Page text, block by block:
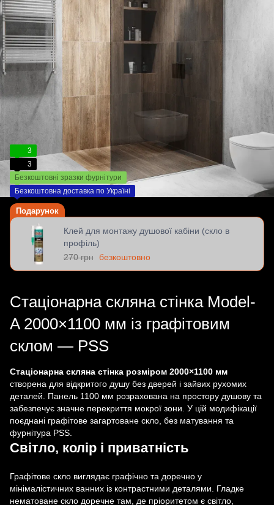
3
3
Безкоштовні зразки фурнітури
Безкоштовна доставка по Україні
Подарунок
Клей для монтажу душової кабіни (скло в
профіль)
270 грн безкоштовно
Стаціонарна скляна стінка Model-
A 2000×1100 мм із графітовим
склом — PSS
Стаціонарна скляна стінка розміром 2000×1100 мм
створена для відкритого душу без дверей і зайвих рухомих
деталей. Панель 1100 мм розрахована на простору душову та
забезпечує значне перекриття мокрої зони. У цій модифікації
поєднані графітове загартоване скло, без матування та
фурнітура PSS.
Світло, колір і приватність
Графітове скло виглядає графічно та доречно у
мінімалістичних ванних із контрастними деталями. Гладке
нематоване скло доречне там, де пріоритетом є світло,